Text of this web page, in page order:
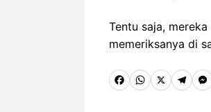
Tentu saja,
memeriksanya di
F WX T